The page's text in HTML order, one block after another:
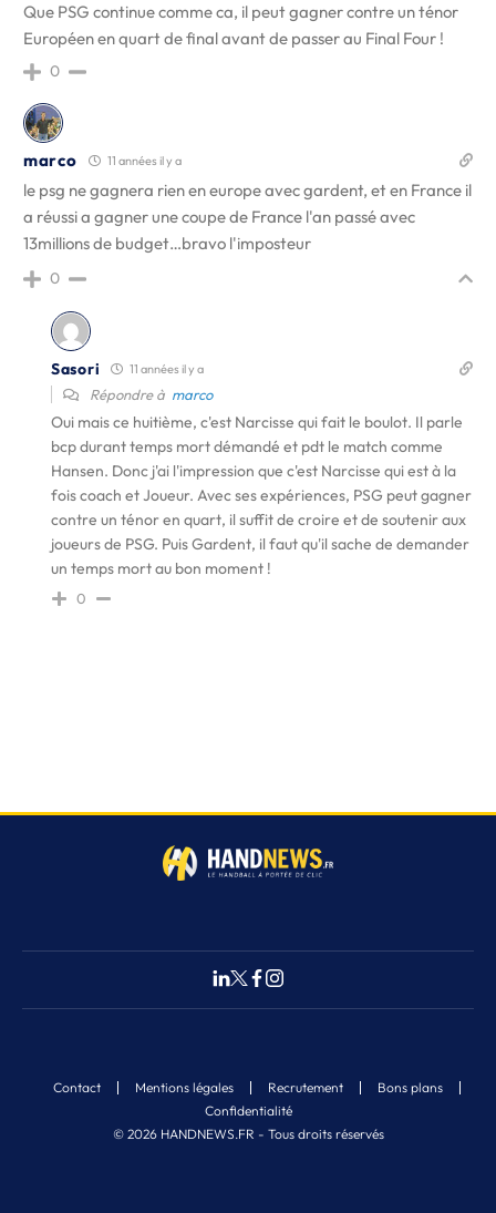
Que PSG continue comme ca, il peut gagner contre un ténor
Européen en quart de final avant de passer au Final Four !
0
marco 11 années il y a
le psg ne gagnera rien en europe avec gardent, et en France il
a réussi a gagner une coupe de France l'an passé avec
13millions de budget…bravo l'imposteur
0
Sasori 11 années il y a
Répondre à marco
Oui mais ce huitième, c'est Narcisse qui fait le boulot. Il parle
bcp durant temps mort démandé et pdt le match comme
Hansen. Donc j'ai l'impression que c'est Narcisse qui est à la
fois coach et Joueur. Avec ses expériences, PSG peut gagner
contre un ténor en quart, il suffit de croire et de soutenir aux
joueurs de PSG. Puis Gardent, il faut qu'il sache de demander
un temps mort au bon moment !
0
© 2026 HANDNEWS.FR - Tous droits réservés
Contact Mentions légales Recrutement
Bons plans
Confidentialité